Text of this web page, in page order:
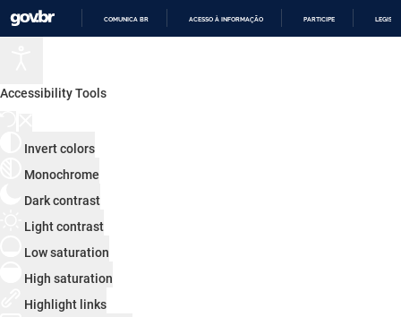
COMUNICA BR ACESSO À INFORMAÇÃO PARTICIPE
Accessibility Tools
Invert colors
Monochrome
Dark contrast
Light contrast
Low saturation
High saturation
Highlight links